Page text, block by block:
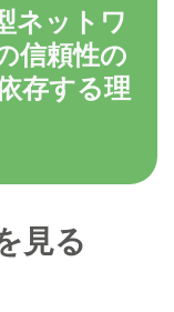
ネットワ
信頼性の
存する理
見る